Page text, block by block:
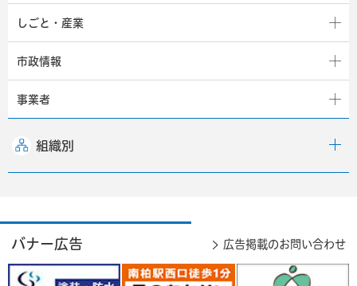
しごと・産業
市政情報
事業者
組織別
バナー広告 広告掲載のお問い合わせ